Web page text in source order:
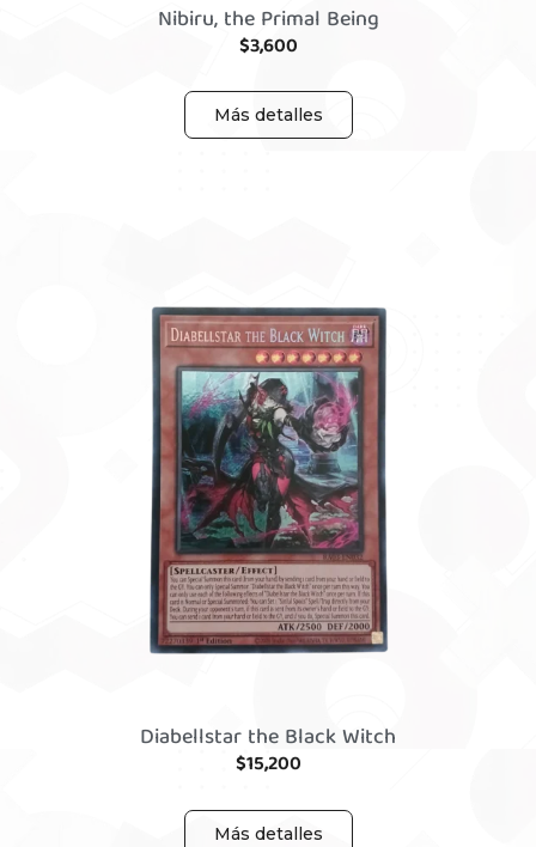
Nibiru, the Primal Being
$3,600
Más detalles
Diabellstar the Black Witch
$15,200
Más detalles